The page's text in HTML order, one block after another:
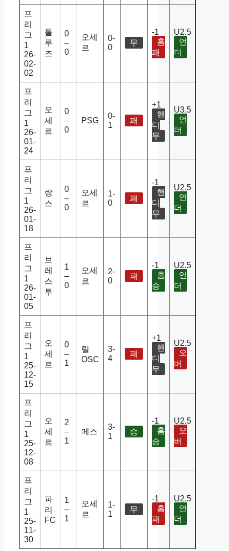
프
리
그
1
26-
02-
02
툴
루
즈
0
–
0
오세
르
0-
0
무
-1
홈
패
U2.5
언
더
프
리
그
1
26-
01-
24
오
세
르
0
–
0
PSG
0-
1
패
+1
핸
디
무
U3.5
언
더
프
리
그
1
26-
01-
18
랑
스
0
–
0
오세
르
1-
0
패
-1
핸
디
무
U2.5
언
더
프
리
그
1
26-
01-
05
브
레
스
투
1
–
0
오세
르
2-
0
패
-1
홈
승
U2.5
언
더
프
리
그
1
25-
12-
15
오
세
르
0
–
1
릴
OSC
3-
4
패
+1
핸
디
무
U2.5
오
버
프
리
그
1
25-
12-
08
오
세
르
2
–
1
메스
3-
1
승
-1
홈
승
U2.5
오
버
프
리
그
1
25-
11-
30
파
리
FC
1
–
1
오세
르
1-
1
무
-1
홈
패
U2.5
언
더